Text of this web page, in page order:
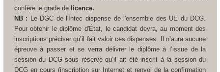
confère le grade de licence.
NB : Le DGC de l'Intec dispense de l'ensemble des UE du DCG.
Pour obtenir le diplôme d'État, le candidat devra, au moment des
inscriptions préciser qu’il fait valoir ces dispenses. Il n’aura aucune
épreuve à passer et se verra délivrer le diplôme à l’issue de la
session du DCG sous réserve qu’il ait été inscrit à la session du
DCG en cours (inscription sur Internet et renvoi de la confirmation